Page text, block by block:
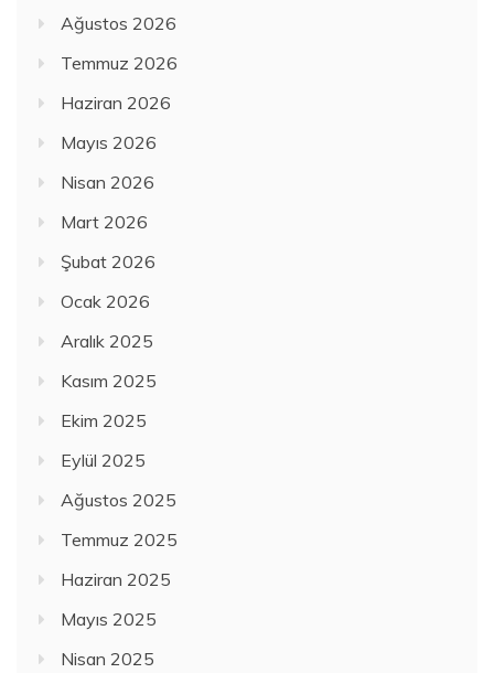
Ağustos 2026
Temmuz 2026
Haziran 2026
Mayıs 2026
Nisan 2026
Mart 2026
Şubat 2026
Ocak 2026
Aralık 2025
Kasım 2025
Ekim 2025
Eylül 2025
Ağustos 2025
Temmuz 2025
Haziran 2025
Mayıs 2025
Nisan 2025